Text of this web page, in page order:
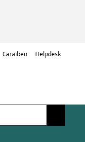
Caraïben Helpdesk